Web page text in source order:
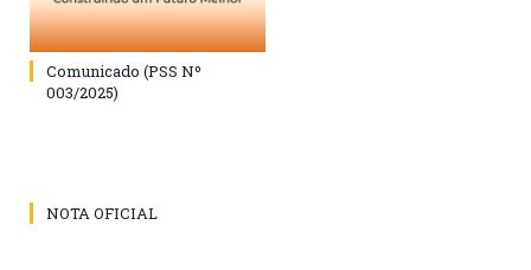
Comunicado (PSS Nº
003/2025)
NOTA OFICIAL